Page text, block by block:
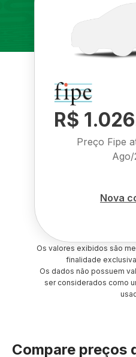
R$
Preço Fipe
Ago/
Nova
Os valores exibidos são
finalidade
Os dados não possuem
ser considerados como
Compare preços